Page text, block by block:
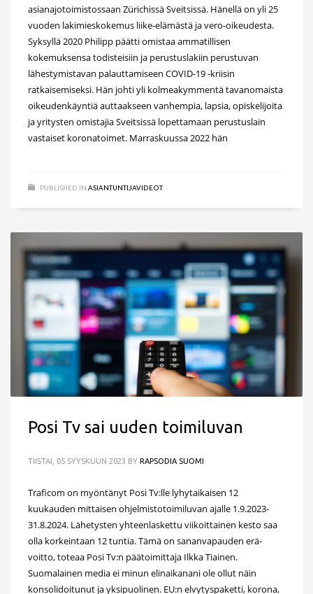
asianajotoimistossaan Zürichissä Sveitsissä. Hänellä on yli 25
vuoden lakimieskokemus liike-elämästä ja vero-oikeudesta.
Syksyllä 2020 Philipp päätti omistaa ammatillisen
kokemuksensa todisteisiin ja perustuslakiin perustuvan
lähestymistavan palauttamiseen COVID-19 -kriisin
ratkaisemiseksi. Hän johti yli kolmeakymmentä tavanomaista
oikeudenkäyntiä auttaakseen vanhempia, lapsia, opiskelijoita
ja yritysten omistajia Sveitsissä lopettamaan perustuslain
vastaiset koronatoimet. Marraskuussa 2022 hän
PUBLISHED IN ASIANTUNTIJAVIDEOT
Posi Tv sai uuden toimiluvan
TIISTAI, 05 SYYSKUUN 2023 BY RAPSODIA SUOMI
Traficom on myöntänyt Posi Tv:lle lyhytaikaisen 12
kuukauden mittaisen ohjelmistotoimiluvan ajalle 1.9.2023-
31.8.2024. Lähetysten yhteenlaskettu viikoittainen kesto saa
olla korkeintaan 12 tuntia. Tämä on sananvapauden erä-
voitto, toteaa Posi Tv:n päätoimittaja Ilkka Tiainen.
Suomalainen media ei minun elinaikanani ole ollut näin
konsolidoitunut ja yksipuolinen. EU:n elvytyspaketti, korona,